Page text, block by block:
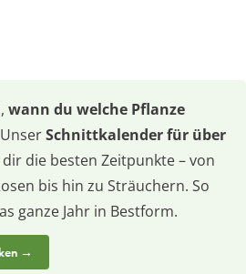
wann du welche Pflanze
Schnittkalender für über
die besten Zeitpunkte – von
bis hin zu Sträuchern. So
ganze Jahr in Bestform.
→